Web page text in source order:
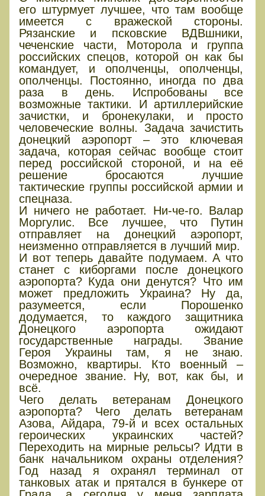
его штурмует лучшее, что там вообще
имеется с вражеской стороны.
Рязанские и псковские ВДВшники,
чеченские части, Моторола и группа
российских спецов, которой он как бы
командует, и ополченцы, ополченцы,
ополченцы. Постоянно, иногда по два
раза в день. Испробованы все
возможные тактики. И артиллерийские
зачистки, и бронекулаки, и просто
человеческие волны. Задача зачистить
донецкий аэропорт – это ключевая
задача, которая сейчас вообще стоит
перед российской стороной, и на её
решение бросаются лучшие
тактические группы российской армии и
спецназа.
И ничего не работает. Ни-че-го. Валар
Моргулис. Все лучшее, что Путин
отправляет на донецкий аэропорт,
неизменно отправляется в лучший мир.
И вот теперь давайте подумаем. А что
станет с киборгами после донецкого
аэропорта? Куда они денутся? Что им
может предложить Украина? Ну да,
разумеется, если Порошенко
додумается, то каждого защитника
Донецкого аэропорта ожидают
государственные награды. Звание
Героя Украины там, я не знаю.
Возможно, квартиры. Кто военный –
очередное звание. Ну, вот, как бы, и
всё.
Чего делать ветеранам Донецкого
аэропорта? Чего делать ветеранам
Азова, Айдара, 79-й и всех остальных
героических украинских частей?
Переходить на мирные рельсы? Идти в
банк начальником охраны отделения?
Год назад я охранял терминал от
танковых атак и прятался в бункере от